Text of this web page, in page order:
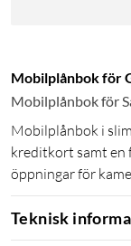
Mobilplånbok för
Mobilplånbok för
Mobilplånbok i
kreditkort samt en
öppningar för
Teknisk